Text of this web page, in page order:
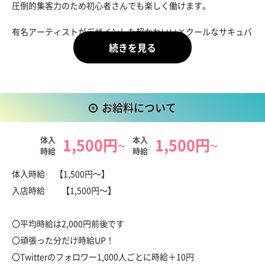
圧倒的集客力のため初心者さんでも楽しく働けます。
有名アーティストがデザインした超かわいい×クールなサキュバ
ス衣装を着て楽しく働きませんか？
Succubus_landならではのPOINT
当店ではサキュバスのコスプレをして楽しく働けます。
でも...露出が多いから少し不安だな...なんて方でも安心して働
けます。
無理のない範囲でサキュバスを楽しみましょう。
もちろん衣装は無料レンタル！小物もお店でご用意しています
♪
お給料について
体入
時給
1,500円～
本入
時給
1,500円～
お給料について
体入時給 【1,500円～】
入店時給 【1,500円～】
〇平均時給は2,000円前後です
〇頑張った分だけ時給UP！
〇Twitterのフォロワー1,000人ごとに時給＋10円